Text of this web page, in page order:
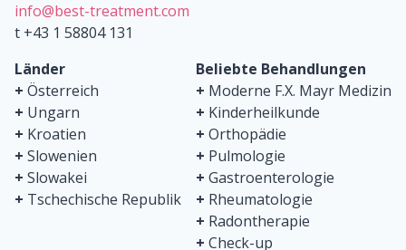
info@best-treatment.com
t +43 1 58804 131
Länder
+ Österreich
+ Ungarn
+ Kroatien
+ Slowenien
+ Slowakei
+ Tschechische Republik
Beliebte Behandlungen
+ Moderne F.X. Mayr Medizin
+ Kinderheilkunde
+ Orthopädie
+ Pulmologie
+ Gastroenterologie
+ Rheumatologie
+ Radontherapie
+ Check-up